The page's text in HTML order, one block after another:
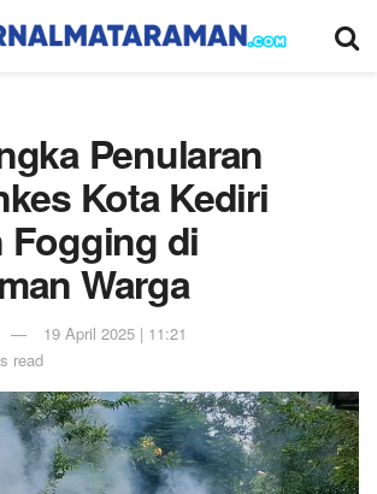
Penularan
Kota Kediri
Fogging di
Warga
19 April 2025 | 11:21
read